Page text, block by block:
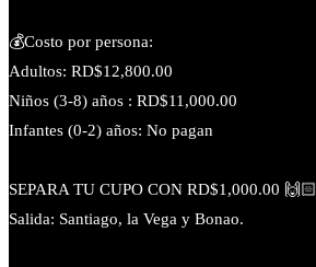
💰Costo por persona:
Adultos: RD$12,800.00
Niños (3-8) años : RD$11,000.00
Infantes (0-2) años: No pagan
SEPARA TU CUPO CON RD$1,000.00 🙌🏻
Salida: Santiago, la Vega y Bonao.